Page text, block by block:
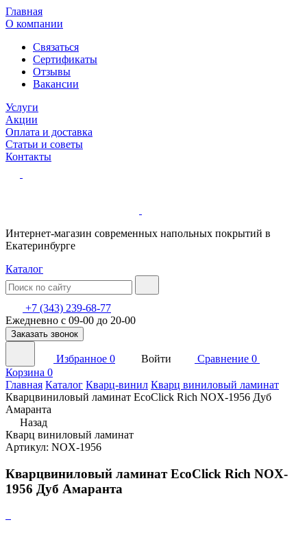
Главная
О компании
Связаться
Сертификаты
Отзывы
Вакансии
Услуги
Акции
Оплата и доставка
Статьи и советы
Контакты
Интернет-магазин современных напольных покрытий в
Екатеринбурге
Каталог
+7 (343) 239-68-77
Ежедневно с 09-00 до 20-00
Заказать звонок
Избранное 0 Войти Сравнение 0
Корзина 0
Главная Каталог Кварц-винил Кварц виниловый ламинат
Кварцвиниловый ламинат EcoClick Rich NOX-1956 Дуб
Амаранта
Назад
Кварц виниловый ламинат
Артикул: NOX-1956
Кварцвиниловый ламинат EcoClick Rich NOX-
1956 Дуб Амаранта